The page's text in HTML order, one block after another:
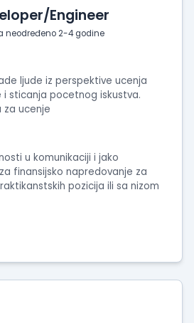
Engineer
neodređeno 2-4 godine
ljude iz perspektive ucenja
sticanja pocetnog iskustva.
za ucenje
u komunikaciji i jako
finansijsko napredovanje za
pozicija ili sa nizom